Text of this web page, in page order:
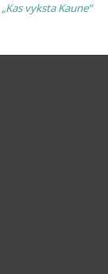
„Kas vyksta Kaune“